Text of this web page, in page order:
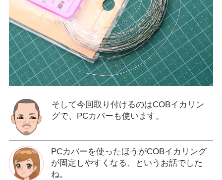
そして今回取り付けるのはCOBイカリン
グで、PCカバーも使います。
PCカバーを使ったほうがCOBイカリング
が固定しやすくなる、というお話でした
ね。